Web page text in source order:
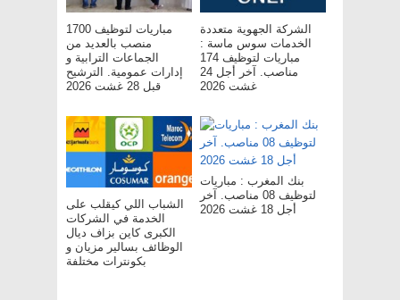
مباريات لتوظيف 1700
منصب بالعديد من
الجماعات الترابية و
إدارات عمومية. الترشيح
قبل 28 غشت 2026
الشركة الجهوية متعددة
الخدمات سوس ماسة :
مباريات لتوظيف 174
مناصب. آخر أجل 24
غشت 2026
الشباب اللي كيقلب على
الخدمة في الشركات
الكبرى كاين بزاف ديال
الوظائف بسالير مزيان و
بكونترات مختلفة
بنك المغرب : مباريات
لتوظيف 08 مناصب. آخر
أجل 18 غشت 2026